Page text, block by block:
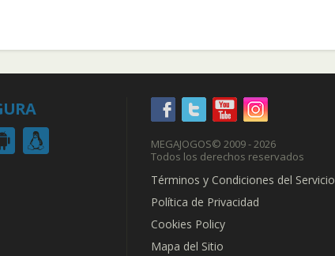
MEGAJOGOS© 2009 - 2026
Todos los derechos reservados
Términos y Condiciones del Servicio
Política de Privacidad
Cookies Policy
Mapa del Sitio